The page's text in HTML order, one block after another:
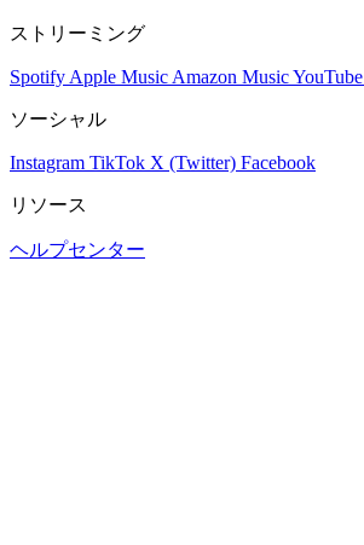
ストリーミング
Spotify Apple Music Amazon MusicYouTube
ソーシャル
Instagram TikTok X (Twitter) Facebook
リソース
ヘルプセンター